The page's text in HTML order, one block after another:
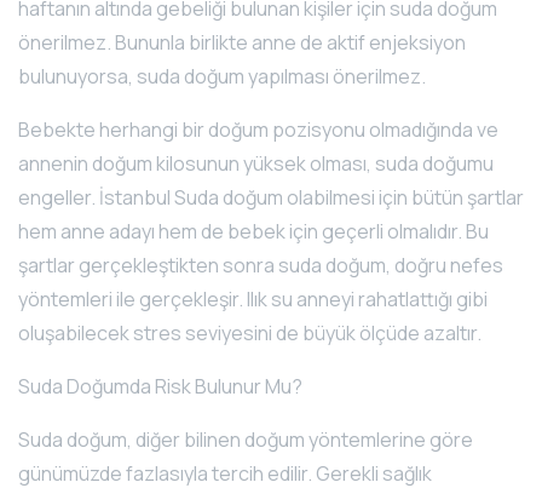
haftanın altında gebeliği bulunan kişiler için suda doğum
önerilmez. Bununla birlikte anne de aktif enjeksiyon
bulunuyorsa, suda doğum yapılması önerilmez.
Bebekte herhangi bir doğum pozisyonu olmadığında ve
annenin doğum kilosunun yüksek olması, suda doğumu
engeller. İstanbul Suda doğum olabilmesi için bütün şartlar
hem anne adayı hem de bebek için geçerli olmalıdır. Bu
şartlar gerçekleştikten sonra suda doğum, doğru nefes
yöntemleri ile gerçekleşir. Ilık su anneyi rahatlattığı gibi
oluşabilecek stres seviyesini de büyük ölçüde azaltır.
Suda Doğumda Risk Bulunur Mu?
Suda doğum, diğer bilinen doğum yöntemlerine göre
günümüzde fazlasıyla tercih edilir. Gerekli sağlık